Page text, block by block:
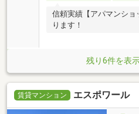
信頼実績【アパマンシ
ります！
残り6件を表
賃貸マンション エスポワール